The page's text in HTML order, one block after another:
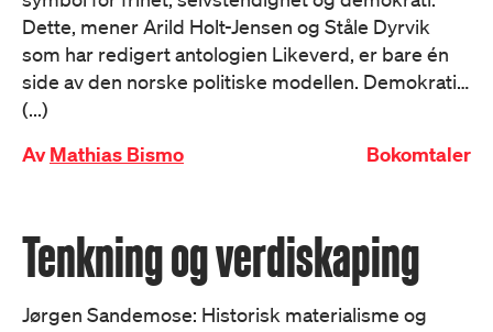
Dette, mener Arild Holt-Jensen og Ståle Dyrvik
som har redigert antologien Likeverd, er bare én
side av den norske politiske modellen. Demokrati…
(...)
AvMathias Bismo Bokomtaler
Tenkning og verdiskaping
Jørgen Sandemose: Historisk materialisme og